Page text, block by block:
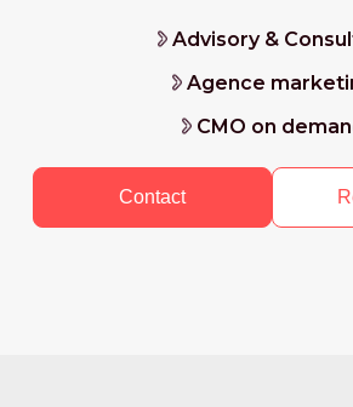
Advisory &
Agence
CMO on
Contact